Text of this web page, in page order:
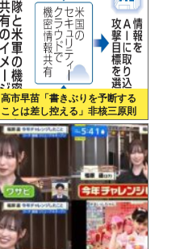
高市早苗「書きぶりを予断する
ことは差し控える」非核三原則
見直しについて